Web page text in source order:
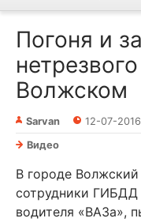
Погоня и
Волжском
Sarvan 12-07-
Видео
В городе Волжский
сотрудники ГИБДД
водителя «ВАЗа»,